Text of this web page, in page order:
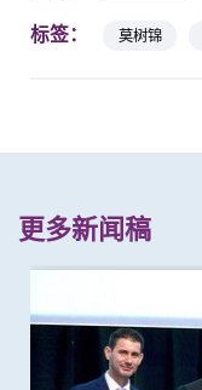
标签： 莫树锦
更多新闻稿